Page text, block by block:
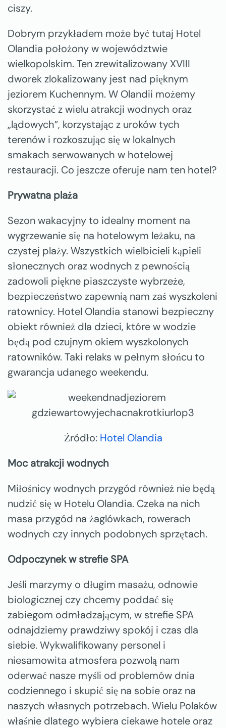
ciszy.
Dobrym przykładem może być tutaj Hotel
Olandia położony w województwie
wielkopolskim. Ten zrewitalizowany XVIII
dworek zlokalizowany jest nad pięknym
jeziorem Kuchennym. W Olandii możemy
skorzystać z wielu atrakcji wodnych oraz
„lądowych”, korzystając z uroków tych
terenów i rozkoszując się w lokalnych
smakach serwowanych w hotelowej
restauracji. Co jeszcze oferuje nam ten hotel?
Prywatna plaża
Sezon wakacyjny to idealny moment na
wygrzewanie się na hotelowym leżaku, na
czystej plaży. Wszystkich wielbicieli kąpieli
słonecznych oraz wodnych z pewnością
zadowoli piękne piaszczyste wybrzeże,
bezpieczeństwo zapewnią nam zaś wyszkoleni
ratownicy. Hotel Olandia stanowi bezpieczny
obiekt również dla dzieci, które w wodzie
będą pod czujnym okiem wyszkolonych
ratowników. Taki relaks w pełnym słońcu to
gwarancja udanego weekendu.
Źródło: Hotel Olandia
Moc atrakcji wodnych
Miłośnicy wodnych przygód również nie będą
nudzić się w Hotelu Olandia. Czeka na nich
masa przygód na żaglówkach, rowerach
wodnych czy innych podobnych sprzętach.
Odpoczynek w strefie SPA
Jeśli marzymy o długim masażu, odnowie
biologicznej czy chcemy poddać się
zabiegom odmładzającym, w strefie SPA
odnajdziemy prawdziwy spokój i czas dla
siebie. Wykwalifikowany personel i
niesamowita atmosfera pozwolą nam
oderwać nasze myśli od problemów dnia
codziennego i skupić się na sobie oraz na
naszych własnych potrzebach. Wielu Polaków
właśnie dlatego wybiera ciekawe hotele oraz